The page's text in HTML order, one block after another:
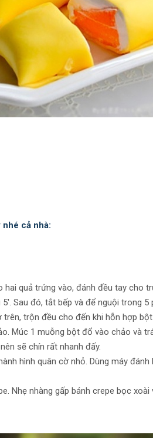
nhé cả nhà:
quả trứng vào, đánh đều tay cho
Sau đó, tắt bếp và để nguội trong 5
trộn đều cho đến khi hỗn hợp
Múc 1 muỗng bột đổ vào chảo và
sẽ chín rất nhanh đấy.
hình quân cờ nhỏ. Dùng máy
Nhẹ nhàng gấp bánh crepe bọc xoài